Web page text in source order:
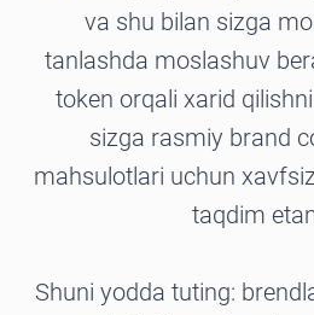
va shu bilan sizga
tanlashda moslashuv
token orqali xarid
sizga rasmiy brand
mahsulotlari uchun
taqdim
Shuni yodda tuting: